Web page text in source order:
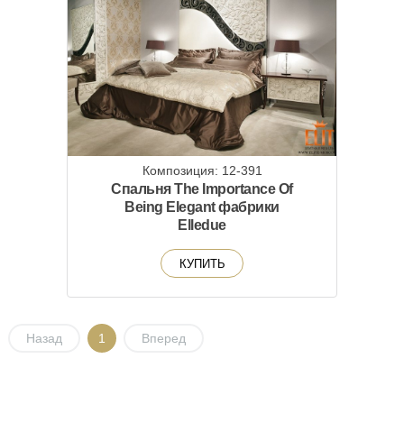
Композиция: 12-391
Спальня The Importance Of
Being Elegant фабрики
Elledue
КУПИТЬ
Назад 1 Вперед